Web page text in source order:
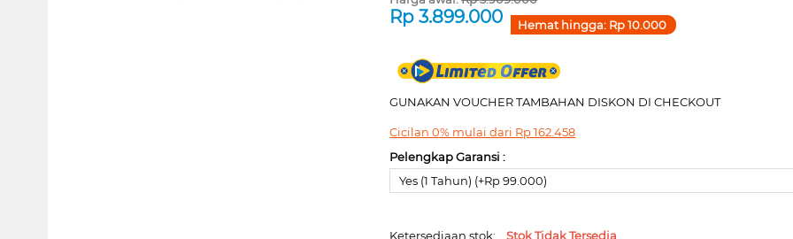
Rp3.899.000 Hemat hingga: Rp10.000
GUNAKAN VOUCHER TAMBAHAN DISKON DI CHECKOUT
Cicilan 0% mulai dari Rp162.458
Pelengkap Garansi :
Yes (1 Tahun) (+Rp 99.000)
Ketersediaan stok:Stok Tidak Tersedia